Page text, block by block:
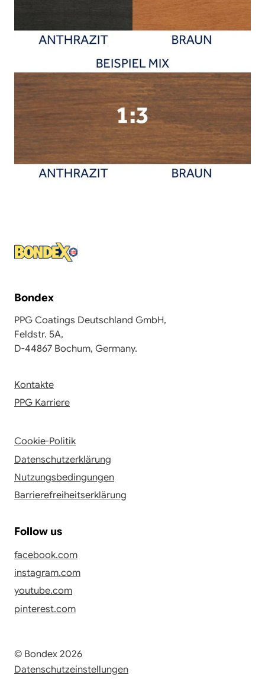
Bondex
PPG Coatings Deutschland GmbH,
Feldstr. 5A,
D-44867 Bochum, Germany.
Kontakte
PPG Karriere
Cookie-Politik
Datenschutzerklärung
Nutzungsbedingungen
Barrierefreiheitserklärung
Follow us
facebook.com
instagram.com
youtube.com
pinterest.com
© Bondex 2026
Datenschutzeinstellungen